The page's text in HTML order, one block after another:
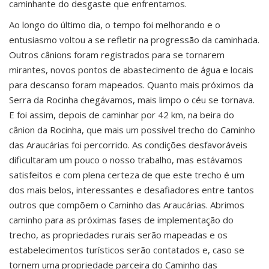
caminhante do desgaste que enfrentamos.
Ao longo do último dia, o tempo foi melhorando e o
entusiasmo voltou a se refletir na progressão da caminhada.
Outros cânions foram registrados para se tornarem
mirantes, novos pontos de abastecimento de água e locais
para descanso foram mapeados. Quanto mais próximos da
Serra da Rocinha chegávamos, mais limpo o céu se tornava.
E foi assim, depois de caminhar por 42 km, na beira do
cânion da Rocinha, que mais um possível trecho do Caminho
das Araucárias foi percorrido. As condições desfavoráveis
dificultaram um pouco o nosso trabalho, mas estávamos
satisfeitos e com plena certeza de que este trecho é um
dos mais belos, interessantes e desafiadores entre tantos
outros que compõem o Caminho das Araucárias. Abrimos
caminho para as próximas fases de implementação do
trecho, as propriedades rurais serão mapeadas e os
estabelecimentos turísticos serão contatados e, caso se
tornem uma propriedade parceira do Caminho das